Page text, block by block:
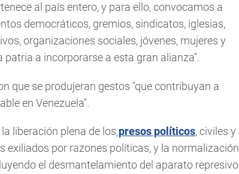
al país entero, y para ello, convocamos a
democráticos, gremios, sindicatos, iglesias,
organizaciones sociales, jóvenes, mujeres y
a incorporarse a esta gran alianza".
que se produjeran gestos "que contribuyan a
en Venezuela".
liberación plena de los presos políticos, civiles y
exiliados por razones políticas, y la normalización
el desmantelamiento del aparato represivo